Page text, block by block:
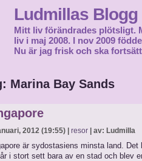
Ludmillas Blogg
Mitt liv förändrades plötsligt.
liv i maj 2008. I nov 2009
Nu är jag frisk och ska
Marina Bay Sands
2012 (19:55) | resor | av: Ludmilla
är sydostasiens minsta land.
i stort sett bara av en stad och blev